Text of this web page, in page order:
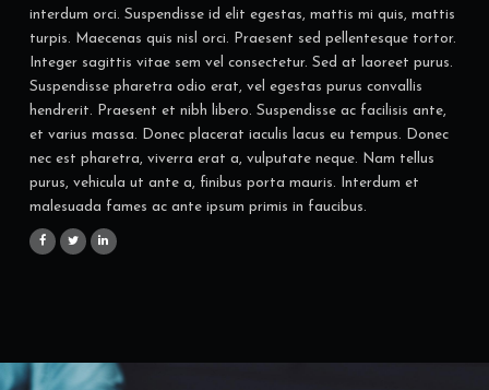
interdum orci. Suspendisse id elit egestas, mattis mi quis, mattis
turpis. Maecenas quis nisl orci. Praesent sed pellentesque tortor.
Integer sagittis vitae sem vel consectetur. Sed at laoreet purus.
Suspendisse pharetra odio erat, vel egestas purus convallis
hendrerit. Praesent et nibh libero. Suspendisse ac facilisis ante,
et varius massa. Donec placerat iaculis lacus eu tempus. Donec
nec est pharetra, viverra erat a, vulputate neque. Nam tellus
purus, vehicula ut ante a, finibus porta mauris. Interdum et
malesuada fames ac ante ipsum primis in faucibus.